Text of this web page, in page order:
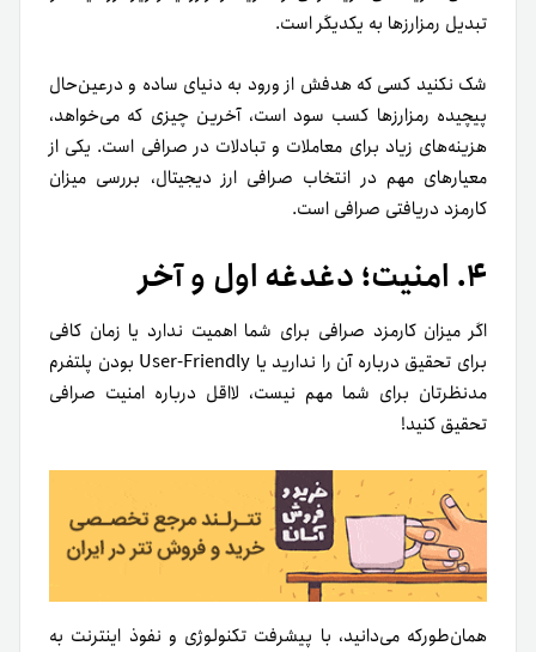
تبدیل رمزارزها به یکدیگر است.
شک نکنید کسی که هدفش از ورود به دنیای ساده و درعین‌حال
پیچیده رمزارزها کسب سود است، آخرین چیزی که می‌خواهد،
هزینه‌های زیاد برای معاملات و تبادلات در صرافی است. یکی از
معیارهای مهم در انتخاب صرافی ارز دیجیتال، بررسی میزان
کارمزد دریافتی صرافی است.
۴. امنیت؛ دغدغه اول و آخر
اگر میزان کارمزد صرافی برای شما اهمیت ندارد یا زمان کافی
برای تحقیق درباره آن را ندارید یا User-Friendly بودن پلتفرم
مدنظرتان برای شما مهم نیست، لااقل درباره امنیت صرافی
تحقیق کنید!
همان‌طور‌که می‌دانید، با پیشرفت تکنولوژی و نفوذ اینترنت به